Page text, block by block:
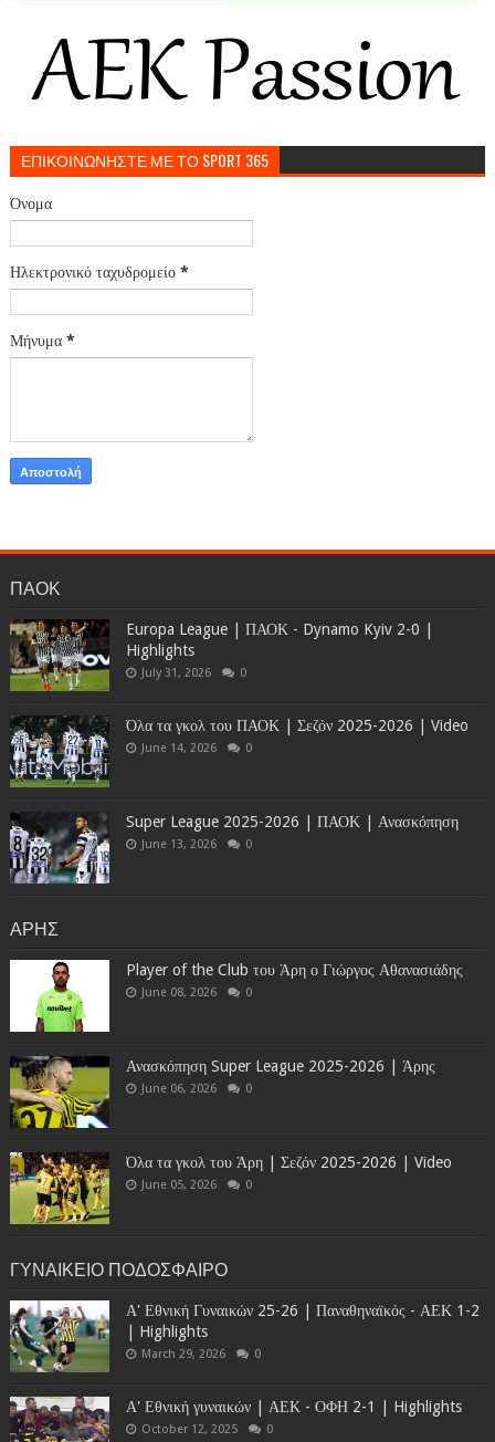
ΕΠΙΚΟΙΝΩΝΗΣΤΕ ΜΕ ΤΟ SPORT 365
Όνομα
Ηλεκτρονικό ταχυδρομείο *
Μήνυμα *
ΠΑΟΚ
Europa League | ΠΑΟΚ - Dynamo Kyiv 2-0 |
Highlights
July 31, 2026 0
Όλα τα γκολ του ΠΑΟΚ | Σεζόν 2025-2026 | Video
June 14, 2026 0
Super League 2025-2026 | ΠΑΟΚ | Ανασκόπηση
June 13, 2026 0
ΑΡΗΣ
Player of the Club του Άρη ο Γιώργος Αθανασιάδης
June 08, 2026 0
Ανασκόπηση Super League 2025-2026 | Άρης
June 06, 2026 0
Όλα τα γκολ του Άρη | Σεζόν 2025-2026 | Video
June 05, 2026 0
ΓΥΝΑΙΚΕΙΟ ΠΟΔΟΣΦΑΙΡΟ
Α' Εθνική Γυναικών 25-26 | Παναθηναϊκός - ΑΕΚ 1-2
| Highlights
March 29, 2026 0
Α' Εθνική γυναικών | ΑΕΚ - ΟΦΗ 2-1 | Highlights
October 12, 2025 0